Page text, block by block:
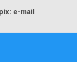
e-mail